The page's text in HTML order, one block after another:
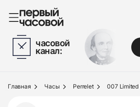
Часы
Украшения
Поиск по сайту
часовой
канал:
Главная Часы Perrelet 007 Limited